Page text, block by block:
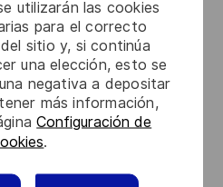
utilizarán las cookies
para el correcto
sitio y, si continúa
una elección, esto se
negativa a depositar
más información,
Configuración de
.
l’IGI 1300 SGDSN/PSE